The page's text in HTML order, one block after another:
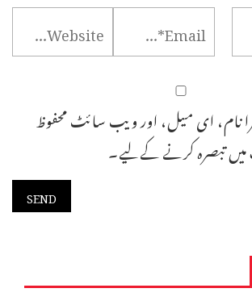
نام، ای میل، اور ویب سائٹ محفوظ
میں تبصرہ کرنے کےلیے۔